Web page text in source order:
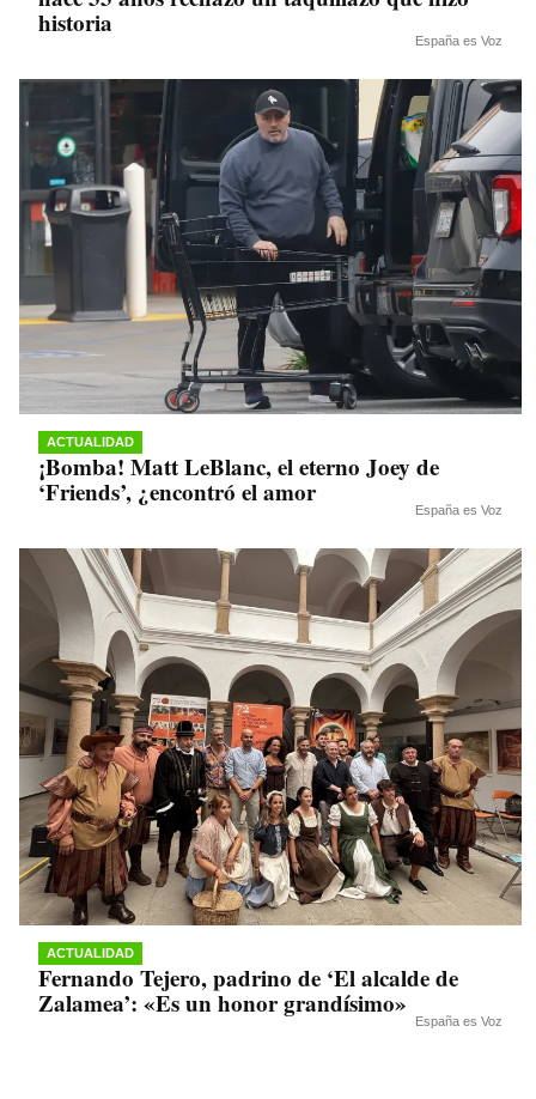
historia
España es Voz
ACTUALIDAD
¡Bomba! Matt LeBlanc, el eterno Joey de
‘Friends’, ¿encontró el amor
España es Voz
ACTUALIDAD
Fernando Tejero, padrino de ‘El alcalde de
Zalamea’: «Es un honor grandísimo»
España es Voz